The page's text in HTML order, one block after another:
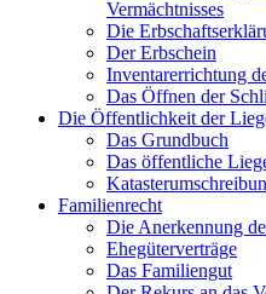
Vermächtnisses
Die
Der Erbschein
Inventarerrichtung
Das Öffnen der
Die Öffentlichkeit der
Das Grundbuch
Das öffentliche
Familienrecht
Die Anerkennung
Ehegüterverträge
Das Familiengut